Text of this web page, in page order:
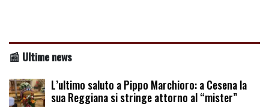
📰 Ultime news
L’ultimo saluto a Pippo Marchioro: a Cesena la
sua Reggiana si stringe attorno al “mister”